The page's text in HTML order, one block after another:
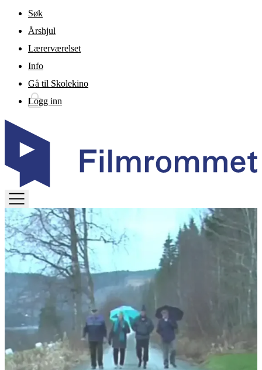
Gå til hovedinnhold
Søk
Årshjul
Lærerværelset
Info
Gå til Skolekino
Logg inn
TOGGLE
MENU